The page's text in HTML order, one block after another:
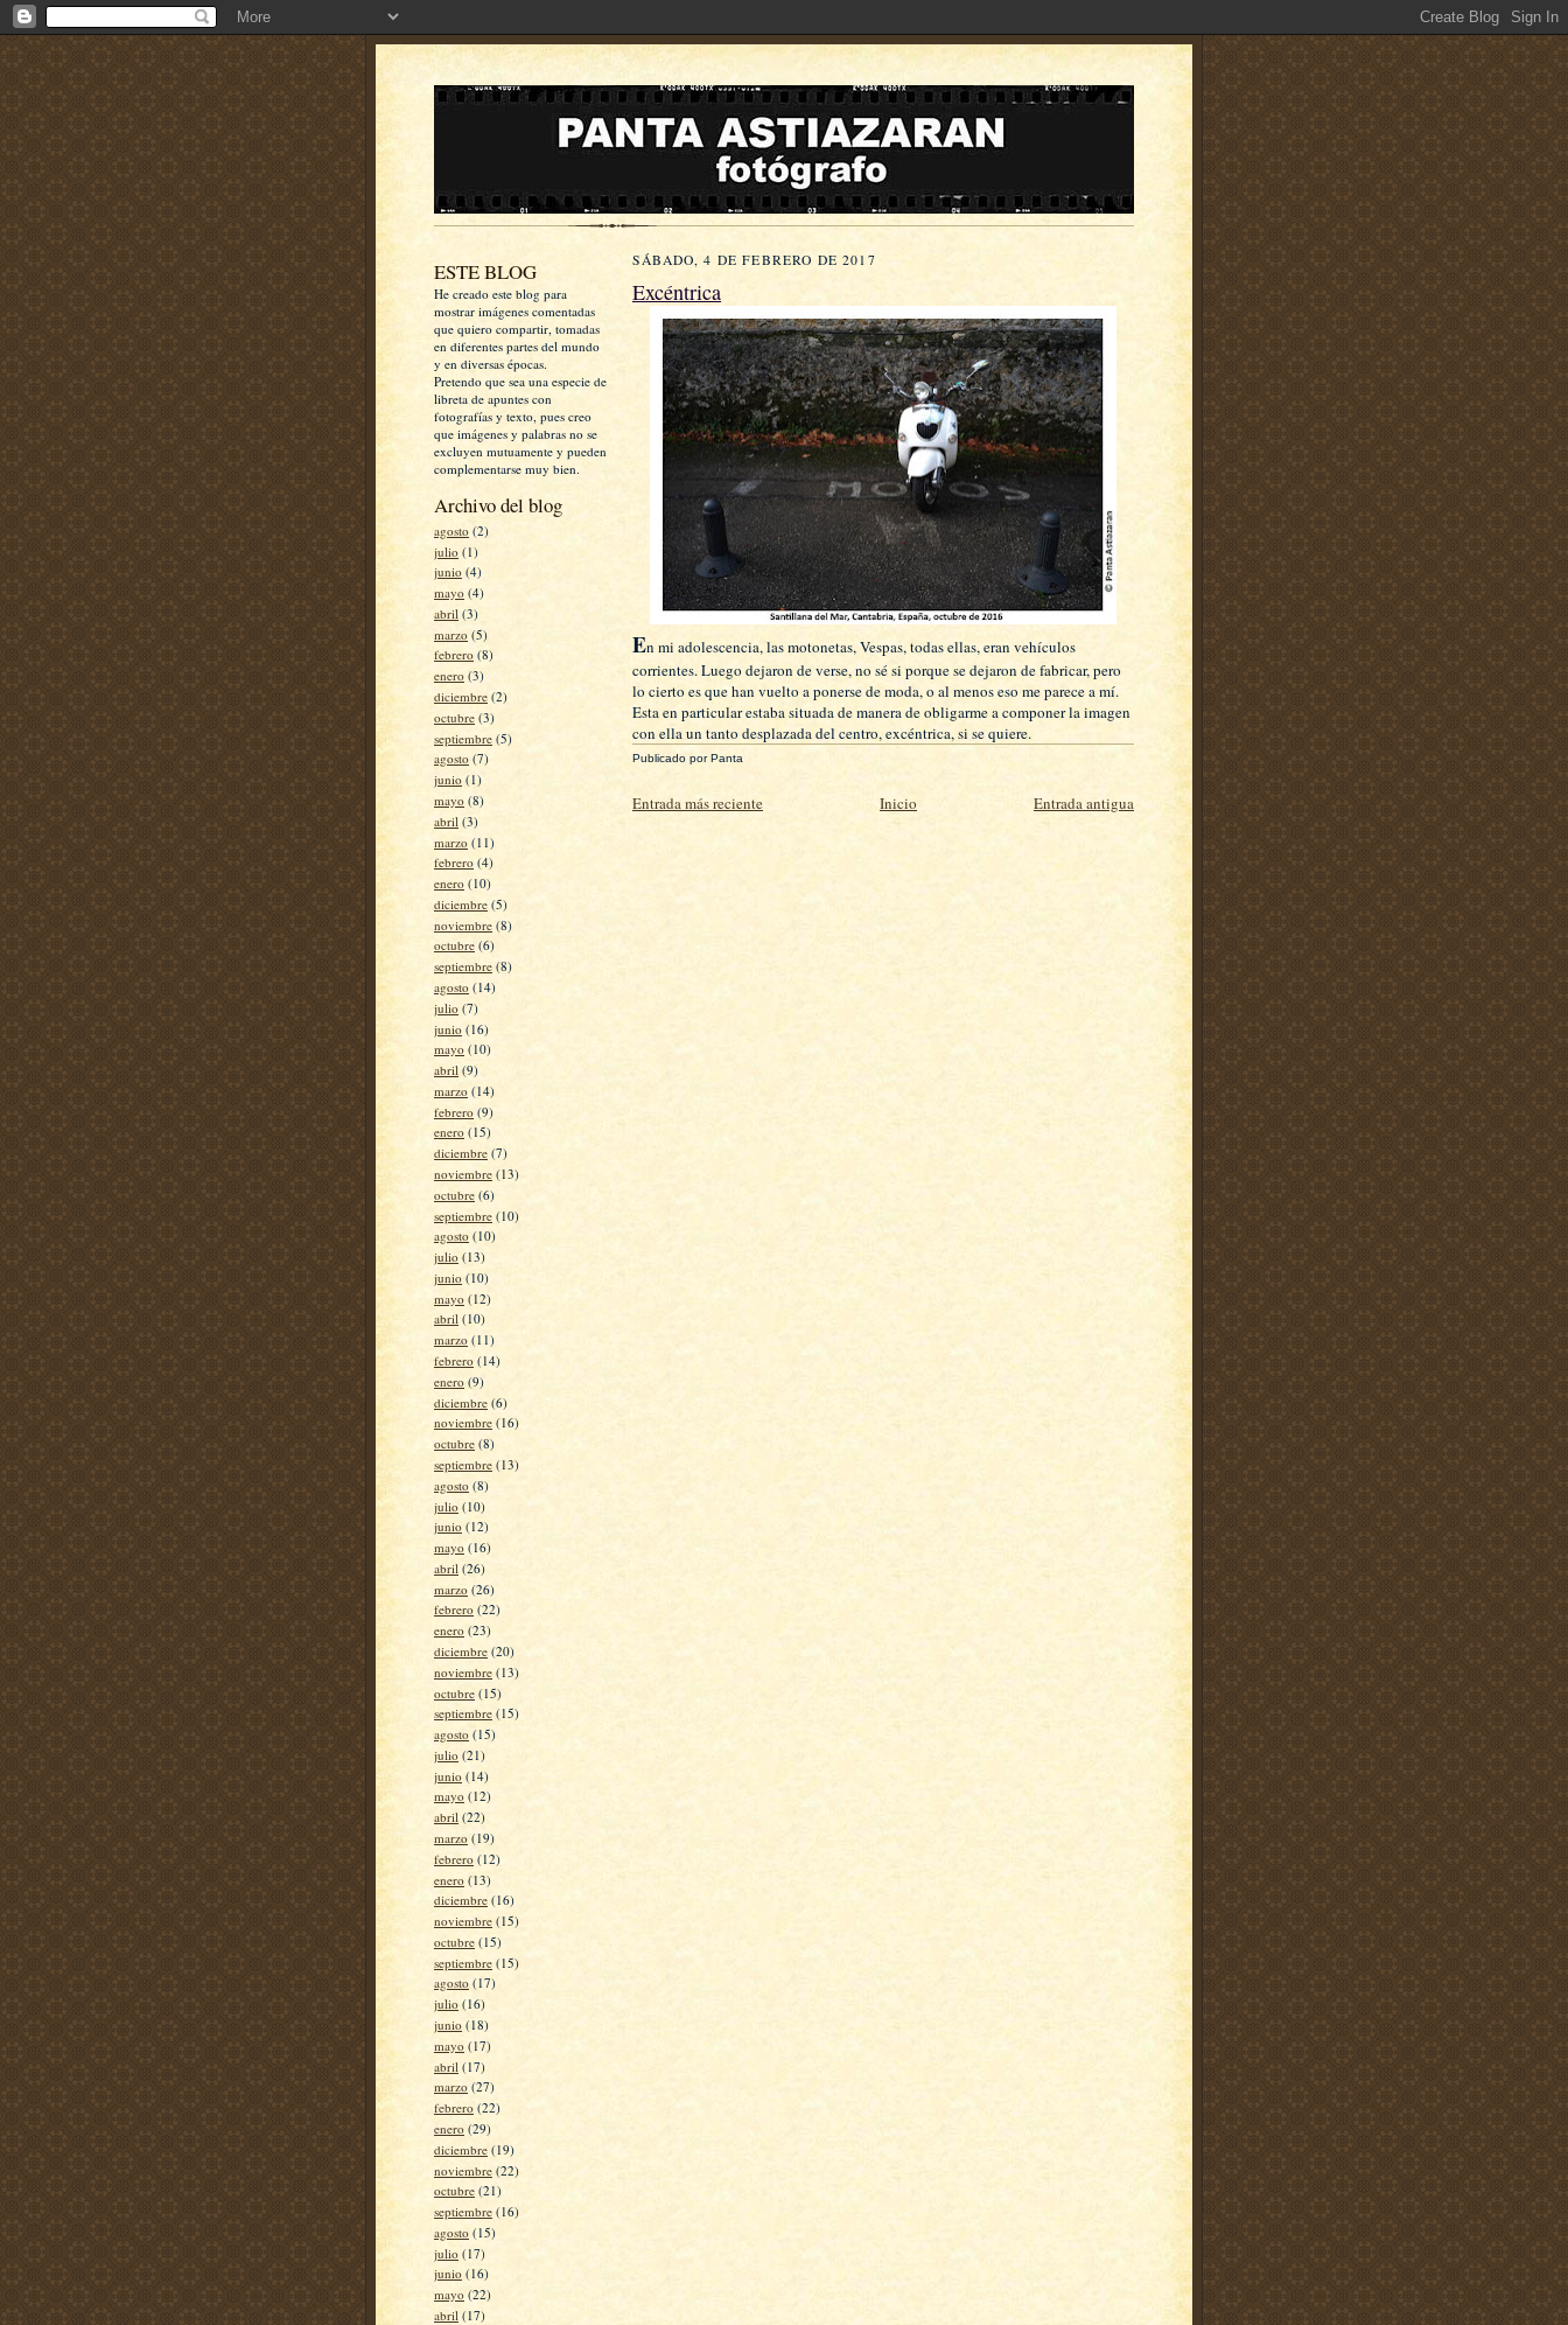
ESTE BLOG
He creado este blog para
mostrar imágenes comentadas
que quiero compartir, tomadas
en diferentes partes del mundo
y en diversas épocas.
Pretendo que sea una especie de
libreta de apuntes con
fotografías y texto, pues creo
que imágenes y palabras no se
excluyen mutuamente y pueden
complementarse muy bien.
Archivo del blog
agosto (2)
julio (1)
junio (4)
mayo (4)
abril (3)
marzo (5)
febrero (8)
enero (3)
diciembre (2)
octubre (3)
septiembre (5)
agosto (7)
junio (1)
mayo (8)
abril (3)
marzo (11)
febrero (4)
enero (10)
diciembre (5)
noviembre (8)
octubre (6)
septiembre (8)
agosto (14)
julio (7)
junio (16)
mayo (10)
abril (9)
marzo (14)
febrero (9)
enero (15)
diciembre (7)
noviembre (13)
octubre (6)
septiembre (10)
agosto (10)
julio (13)
junio (10)
mayo (12)
abril (10)
marzo (11)
febrero (14)
enero (9)
diciembre (6)
noviembre (16)
octubre (8)
septiembre (13)
agosto (8)
julio (10)
junio (12)
mayo (16)
abril (26)
marzo (26)
febrero (22)
enero (23)
diciembre (20)
noviembre (13)
octubre (15)
septiembre (15)
agosto (15)
julio (21)
junio (14)
mayo (12)
abril (22)
marzo (19)
febrero (12)
enero (13)
diciembre (16)
noviembre (15)
octubre (15)
septiembre (15)
agosto (17)
julio (16)
junio (18)
mayo (17)
abril (17)
marzo (27)
febrero (22)
enero (29)
diciembre (19)
noviembre (22)
octubre (21)
septiembre (16)
agosto (15)
julio (17)
junio (16)
mayo (22)
abril (17)
SÁBADO, 4 DE FEBRERO DE 2017
Excéntrica
En mi adolescencia, las motonetas, Vespas, todas ellas, eran vehículos
corrientes. Luego dejaron de verse, no sé si porque se dejaron de fabricar, pero
lo cierto es que han vuelto a ponerse de moda, o al menos eso me parece a mí.
Esta en particular estaba situada de manera de obligarme a componer la imagen
con ella un tanto desplazada del centro, excéntrica, si se quiere.
Publicado porPanta
Entrada más reciente Entrada antigua
Inicio